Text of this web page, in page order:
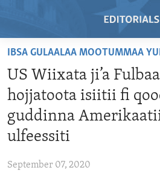
Skip
main
content
to
main
Skip
RADIO
REGIONS
ARCHIVE
IBSA GULAALAA MOOTUMMAA
US Wiixata ji’a
hojjatoota isiitii fi
guddinna
ulfeessiti
September 07, 2020